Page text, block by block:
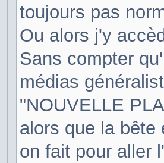
toujours pas
Ou alors j'y
Sans compter
médias
"NOUVELLE
alors que la bête
on fait pour aller